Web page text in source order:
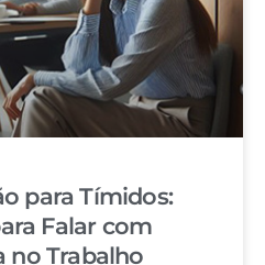
para Tímidos:
Falar com
no Trabalho